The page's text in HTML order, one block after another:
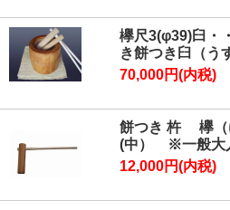
欅尺3(φ39)臼・
き餅つき臼（う
70,000円(内税)
餅つき 杵 欅（
(中） ※一般大
12,000円(内税)